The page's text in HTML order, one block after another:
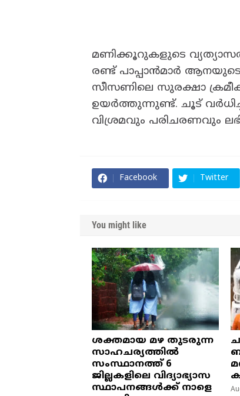
മണിക്കൂറുകളുടെ
രണ്ട് പാപ്പാൻമാർ
സീസണിലെ സുരക്ഷാ
ഉയർത്തുന്നുണ്ട്. ചൂട്
വിശ്രമവും പരിചരണവും
Facebook Twitter
You might like
ശക്തമായ മഴ തുടരുന്ന
സാഹചര്യത്തിൽ
സംസ്ഥാനത്ത് 6
ജില്ലകളിലെ വിദ്യാഭ്യാസ
സ്ഥാപനങ്ങൾക്ക് നാളെ